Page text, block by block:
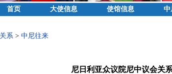
首页 大使信息 使馆信息 中
系 > 中尼往来
尼日利亚众议院尼中议会关